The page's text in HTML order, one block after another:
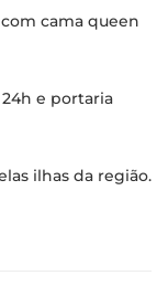
cama queen
e portaria
ilhas da região.